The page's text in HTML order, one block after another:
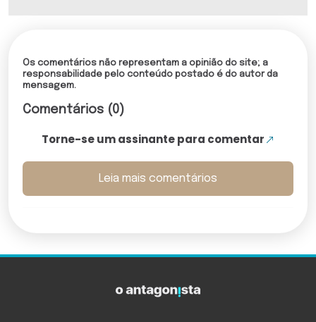
Os comentários não representam a opinião do site; a
responsabilidade pelo conteúdo postado é do autor da
mensagem.
Comentários (0)
Torne-se um assinante para comentar
Leia mais comentários